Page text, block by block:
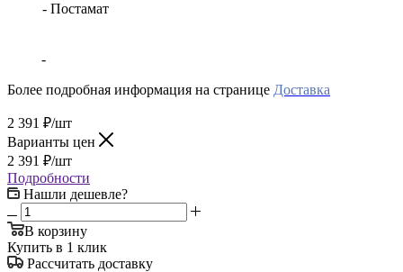
- Постамат
-
Более подробная информация на странице Доставка
2 391 ₽/шт
Варианты цен
2 391 ₽/шт
Подробности
Нашли дешевле?
В корзину
Купить в 1 клик
Рассчитать доставку